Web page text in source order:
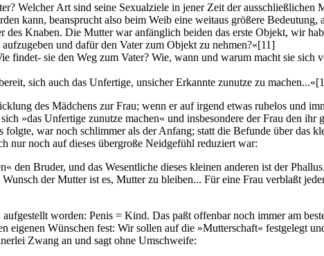
Welcher Art sind seine Sexualziele in jener Zeit der ausschließlichen
kann, beansprucht also beim Weib eine weitaus größere
Knaben. Die Mutter war anfänglich beiden das erste Objekt, wir
und dafür den Vater zum Objekt zu nehmen?«[11]
findet- sie den Weg zum Vater? Wie, wann und warum macht sie sich
sich auch das Unfertige, unsicher Erkannte zunutze zu machen...«
des Mädchens zur Frau; wenn er auf irgend etwas ruhelos und
»das Unfertige zunutze machen« und insbesondere der Frau den ihr
war noch schlimmer als der Anfang; statt die Befunde über das
nur noch auf dieses übergroße Neidgefühl reduziert war:
den Bruder, und das Wesentliche dieses kleinen anderen ist der
der Mutter ist es, Mutter zu bleiben... Für eine Frau verblaßt
worden: Penis = Kind. Das paßt offenbar noch immer am
eigenen Wünschen fest: Wir sollen auf die »Mutterschaft« festgelegt
Zwang an und sagt ohne Umschweife: